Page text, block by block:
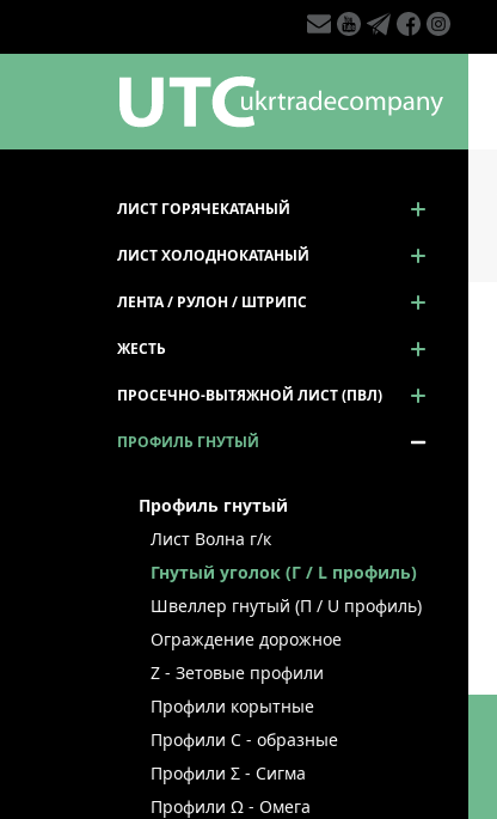
ЛИСТ ГОРЯЧЕКАТАНЫЙ
ЛИСТ ХОЛОДНОКАТАНЫЙ
ЛЕНТА / РУЛОН / ШТРИПС
ЖЕСТЬ
ПРОСЕЧНО-ВЫТЯЖНОЙ ЛИСТ (ПВЛ)
ПРОФИЛЬ ГНУТЫЙ
Профиль гнутый
Лист Волна г/к
Гнутый уголок (Г / L профиль)
Швеллер гнутый (П / U профиль)
Ограждение дорожное
Z - Зетовые профили
Профили корытные
Профили С - образные
Профили Σ - Сигма
Профили Ω - Омега